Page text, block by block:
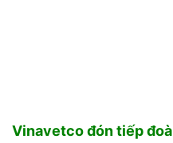
Vinavetco đón tiếp